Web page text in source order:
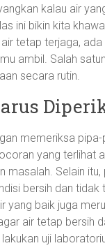
kalau air
ini bikin kita
tetap terjaga,
ambil. Salah
secara rutin.
memeriksa pipa-
yang terlihat
masalah. Selain
bersih dan tidak
yang baik juga
air tetap bersih
uji